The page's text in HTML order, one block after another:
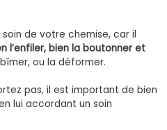
de votre chemise, car il
l’enfiler, bien la boutonner et
ou la déformer.
pas, il est important de bien
lui accordant un soin